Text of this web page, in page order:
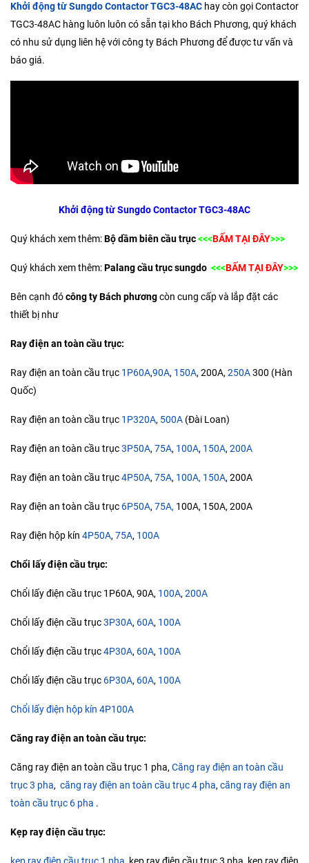
Khởi động từ Sungdo Contactor TGC3-48AC hay còn gọi Contactor
TGC3-48AC hàng luôn luôn có sẵn tại kho Bách Phương, quý khách
có nhu sử dụng liên hệ với công ty Bách Phương để được tư vấn và
báo giá.
Khởi động từ Sungdo Contactor TGC3-48AC
Quý khách xem thêm:Bộ dầm biên cầu trục<<<BẤM TẠI ĐÂY>>>
Quý khách xem thêm:Palang cầu trục sungdo <<<BẤM TẠI ĐÂY>>>
Bên cạnh đócông ty Bách phươngcòn cung cấp và lắp đặt các
thiết bị như
Ray điện an toàn cầu trục:
Ray điện an toàn cầu trục 1P60A,90A, 150A, 200A,250A300 (Hàn
Quốc)
Ray điện an toàn cầu trục 1P320A, 500A (Đài Loan)
Ray điện an toàn cầu trục3P50A,75A, 100A, 150A,200A
Ray điện an toàn cầu trục4P50A,75A, 100A, 150A, 200A
Ray điện an toàn cầu trục 6P50A,75A, 100A, 150A, 200A
Ray điện hộp kín 4P50A,75A, 100A
Chổi lấy điện cầu trục:
Chổi lấy điện cầu trục 1P60A, 90A, 100A,200A
Chổi lấy điện cầu trục3P30A, 60A, 100A
Chổi lấy điện cầu trục4P30A, 60A, 100A
Chổi lấy điện cầu trục 6P30A, 60A, 100A
Chổi lấy điện hộp kín 4P100A
Căng ray điện an toàn cầu trục:
Căng ray điện an toàn cầu trục 1 pha,Căng ray điện an toàn cầu
trục 3 pha, căng ray điện an toàn cầu trục 4 pha,căng ray điện an
toàn cầu trục 6 pha .
Kẹp ray điện cầu trục: